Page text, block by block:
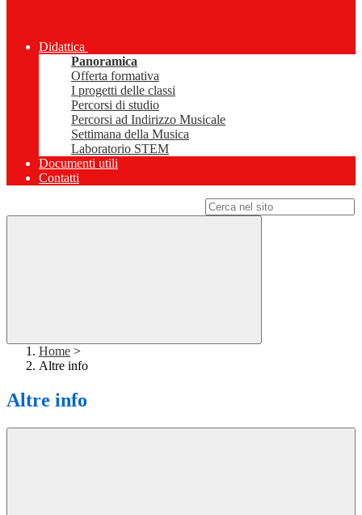
Didattica
Panoramica
Offerta formativa
I progetti delle classi
Percorsi di studio
Percorsi ad Indirizzo Musicale
Settimana della Musica
Laboratorio STEM
Documenti utili
Contatti
Home >
Altre info
Altre info